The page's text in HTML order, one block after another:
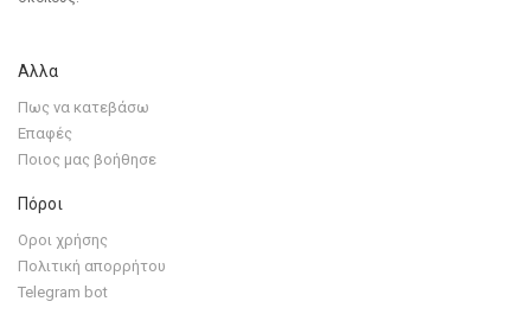
Αλλα
Πως να κατεβάσω
Επαφές
Ποιος μας βοήθησε
Πόροι
Οροι χρήσης
Πολιτική απορρήτου
Telegram bot